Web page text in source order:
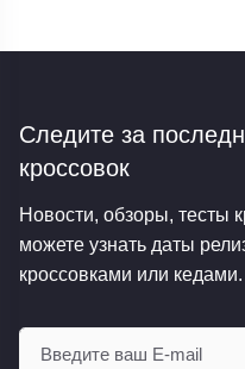
Следите за
кроссовок
Новости, обзоры, тесты
можете узнать даты
кроссовками или кедами.